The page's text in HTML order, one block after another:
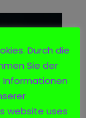
Durch die
Sie der
Informationen
website uses